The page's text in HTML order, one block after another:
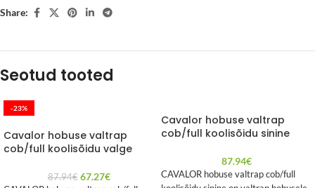
Share:
Seotud tooted
-23%
Cavalor hobuse valtrap
cob/full koolisõidu valge
87.94€ 67.27€
Cavalor hobuse valtrap
cob/full koolisõidu sinine
87.94€
CAVALOR hobuse valtrap cob/full